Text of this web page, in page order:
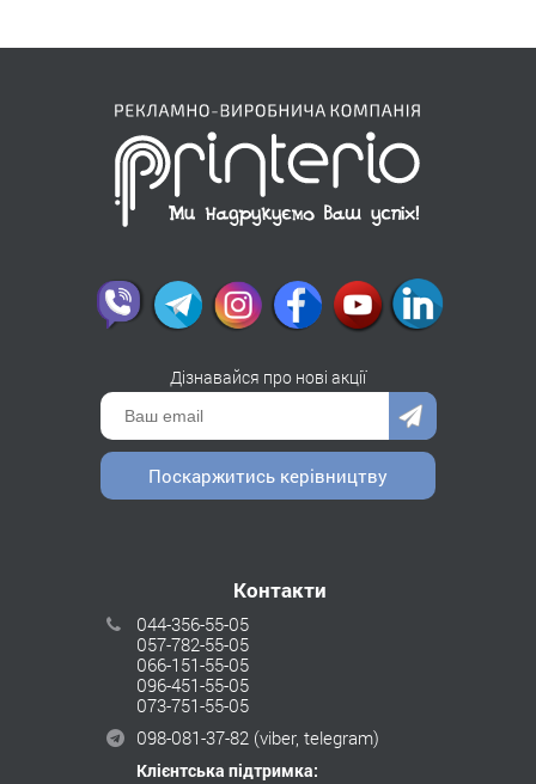
Дізнавайся про нові акції
Поскаржитись керівництву
Контакти
044-356-55-05
057-782-55-05
066-151-55-05
096-451-55-05
073-751-55-05
098-081-37-82 (viber, telegram)
Клієнтська підтримка: